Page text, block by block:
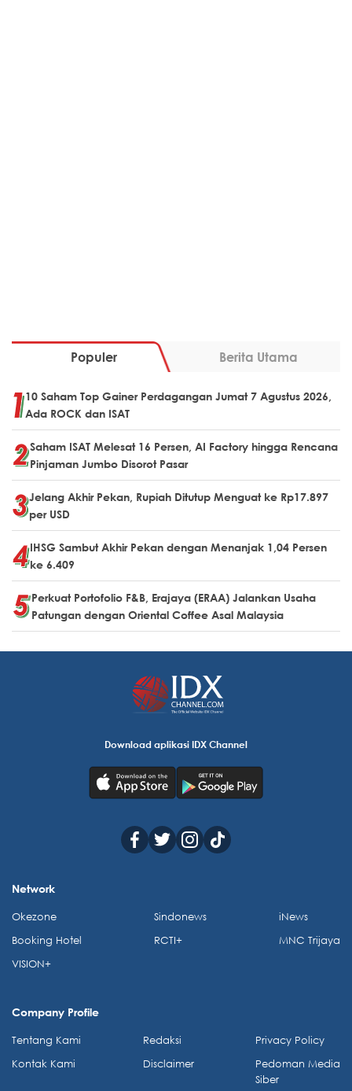
Populer Berita Utama
10 Saham Top Gainer Perdagangan Jumat 7 Agustus 2026,
Ada ROCK dan ISAT
Saham ISAT Melesat 16 Persen, AI Factory hingga Rencana
Pinjaman Jumbo Disorot Pasar
Jelang Akhir Pekan, Rupiah Ditutup Menguat ke Rp17.897
per USD
IHSG Sambut Akhir Pekan dengan Menanjak 1,04 Persen
ke 6.409
Perkuat Portofolio F&B, Erajaya (ERAA) Jalankan Usaha
Patungan dengan Oriental Coffee Asal Malaysia
Download aplikasi IDX Channel
Network
Okezone
Booking Hotel
VISION+
Sindonews
RCTI+
iNews
MNC Trijaya
Company Profile
Tentang Kami
Kontak Kami
Redaksi
Disclaimer
Privacy Policy
Pedoman Media
Siber